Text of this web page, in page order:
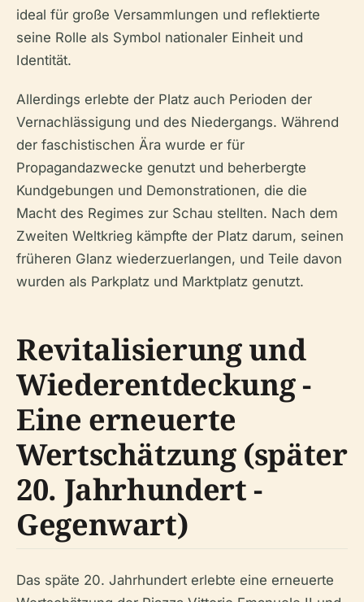
ideal für große Versammlungen und reflektierte
seine Rolle als Symbol nationaler Einheit und
Identität.
Allerdings erlebte der Platz auch Perioden der
Vernachlässigung und des Niedergangs. Während
der faschistischen Ära wurde er für
Propagandazwecke genutzt und beherbergte
Kundgebungen und Demonstrationen, die die
Macht des Regimes zur Schau stellten. Nach dem
Zweiten Weltkrieg kämpfte der Platz darum, seinen
früheren Glanz wiederzuerlangen, und Teile davon
wurden als Parkplatz und Marktplatz genutzt.
Revitalisierung und
Wiederentdeckung -
Eine erneuerte
Wertschätzung (später
20. Jahrhundert -
Gegenwart)
Das späte 20. Jahrhundert erlebte eine erneuerte